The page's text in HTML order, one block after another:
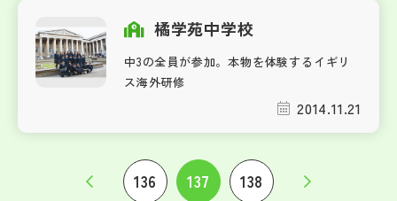
橘学苑中学校
中3の全員が参加。本物を体験するイギリ
ス海外研修
2014.11.21
136 137 138